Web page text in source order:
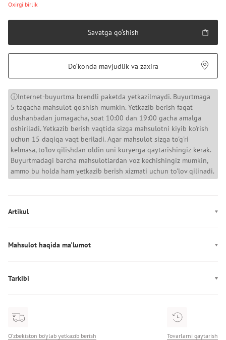
Oxirgi birlik
Savatga qo‘shish
Do‘konda mavjudlik va zaxira
ⓘInternet-buyurtma brendli paketda yetkazilmaydi. Buyurtmaga
5 tagacha mahsulot qo'shish mumkin. Yetkazib berish faqat
dushanbadan jumagacha, soat 10:00 dan 19:00 gacha amalga
oshiriladi. Yetkazib berish vaqtida sizga mahsulotni kiyib ko'rish
uchun 15 daqiqa vaqt beriladi. Agar mahsulot sizga to'g'ri
kelmasa, to'lov qilishdan oldin uni kuryerga qaytarishingiz kerak.
Buyurtmadagi barcha mahsulotlardan voz kechishingiz mumkin,
ammo bu holda ham yetkazib berish xizmati uchun to'lov qilinadi.
Artikul
Mahsulot haqida ma'lumot
Ishlab chiqarish: Шри-Ланка
Tarkibi
O‘zbekiston bo‘ylab yetkazib berish
Tovarlarni qaytarish